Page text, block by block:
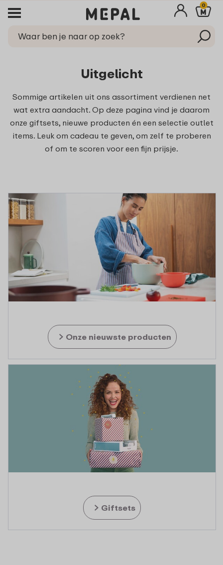
0
Uitgelicht
Sommige artikelen uit ons assortiment verdienen net
wat extra aandacht. Op deze pagina vind je daarom
onze giftsets, nieuwe producten én een selectie outlet
items. Leuk om cadeau te geven, om zelf te proberen
of om te scoren voor een fijn prijsje.
Onze nieuwste producten
Giftsets